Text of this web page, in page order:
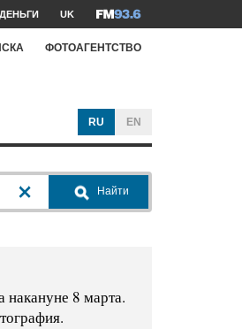
ДЕНЬГИ UK
ФОТОАГЕНТСТВО
RU EN
Найти
накануне 8 марта.